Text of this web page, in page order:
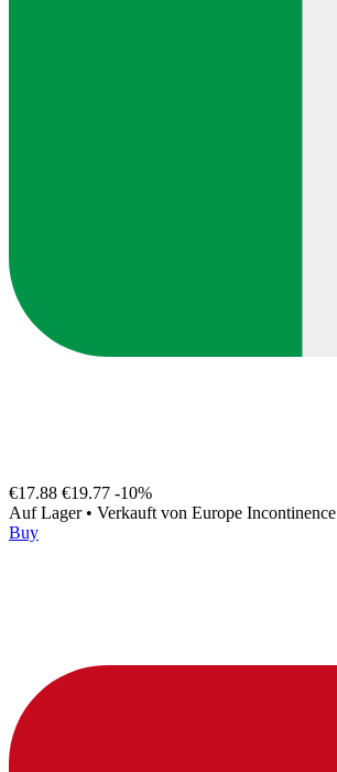
€17.88 €19.77 -10%
Auf Lager • Verkauft von Europe Incontinence
Buy